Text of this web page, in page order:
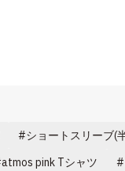
ショートスリーブ(
atmos pink Tシャツ